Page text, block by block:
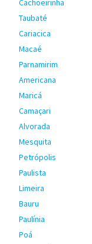
Cachoeirinha
Taubaté
Cariacica
Macaé
Parnamirim
Americana
Maricá
Camaçari
Alvorada
Mesquita
Petrópolis
Paulista
Limeira
Bauru
Paulínia
Poá